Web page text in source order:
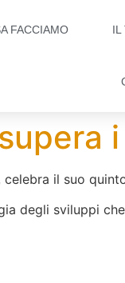
FACCIAMO IL
celebra il suo
degli sviluppi